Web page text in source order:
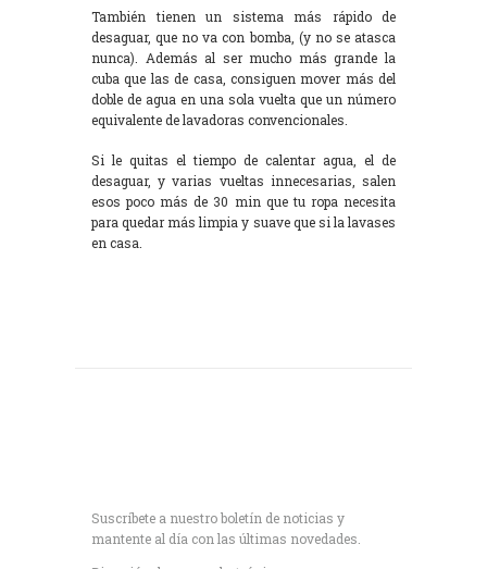
También tienen un sistema más rápido de
desaguar, que no va con bomba, (y no se atasca
nunca). Además al ser mucho más grande la
cuba que las de casa, consiguen mover más del
doble de agua en una sola vuelta que un número
equivalente de lavadoras convencionales.
Si le quitas el tiempo de calentar agua, el de
desaguar, y varias vueltas innecesarias, salen
esos poco más de 30 min que tu ropa necesita
para quedar más limpia y suave que si la lavases
en casa.
Suscríbete a nuestro boletín de noticias y
mantente al día con las últimas novedades.